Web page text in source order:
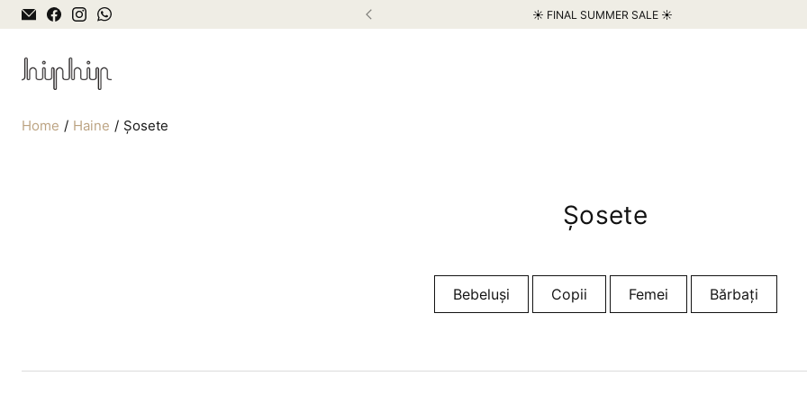
☀️ FINAL SUMMER SALE ☀️
Home Haine Șosete
Șosete
Bebeluși Copii Femei Bărbați